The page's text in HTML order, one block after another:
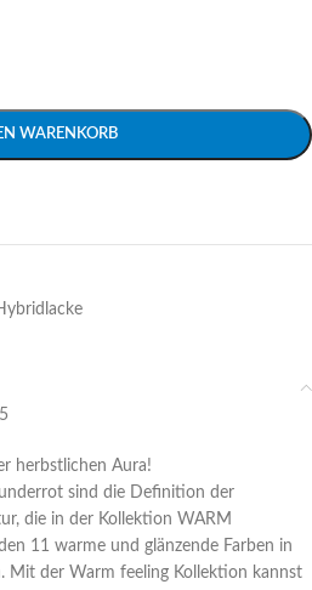
WARENKORB
herbstlichen Aura!
sind die Definition der
die in der Kollektion WARM
11 warme und glänzende Farben in
Mit der Warm feeling Kollektion kannst